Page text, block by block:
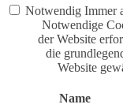
Notwendig Immer
Notwendige
der Website
die
Website
Name